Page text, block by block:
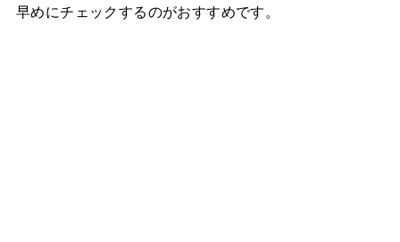
早めにチェックするのがおすすめです。